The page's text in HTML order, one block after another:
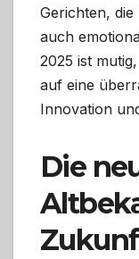
Gerichten,
auch
2025 ist
auf eine
Innovation
Die